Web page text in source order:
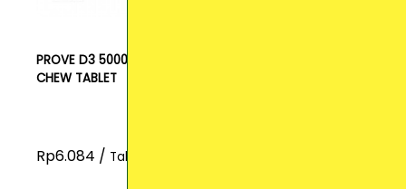
PROVE D3 5000IU
CHEW TABLET
Rp6.084 / Tablet